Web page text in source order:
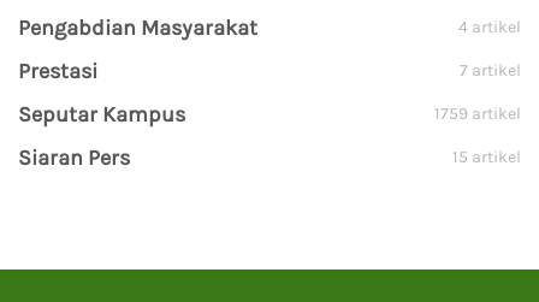
Pengabdian Masyarakat 4 artikel
Prestasi 7 artikel
Seputar Kampus 1759 artikel
Siaran Pers 15 artikel